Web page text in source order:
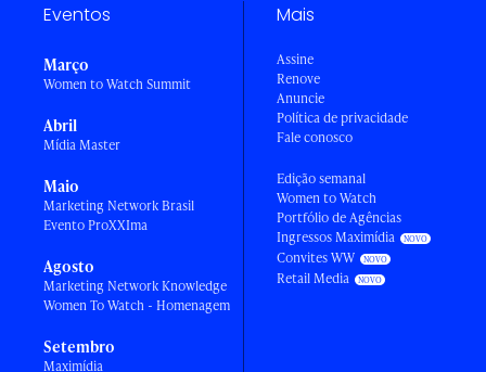
Eventos
Março
Women to Watch Summit
Abril
Mídia Master
Maio
Marketing Network Brasil
Evento ProXXIma
Agosto
Marketing Network Knowledge
Women To Watch - Homenagem
Setembro
Maximídia
Mais
Assine
Renove
Anuncie
Política de privacidade
Fale conosco
Edição semanal
Women to Watch
Portfólio de Agências
Ingressos Maximídia
Convites WW
Retail Media